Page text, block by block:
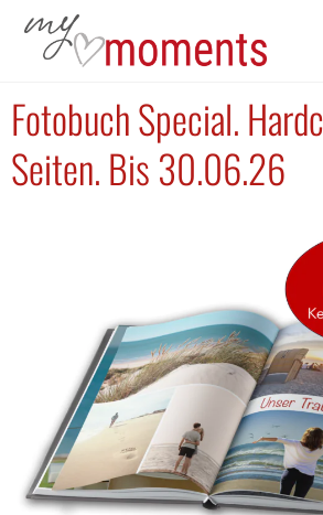
Fotobuch Special.
Seiten. Bis 30.06.26